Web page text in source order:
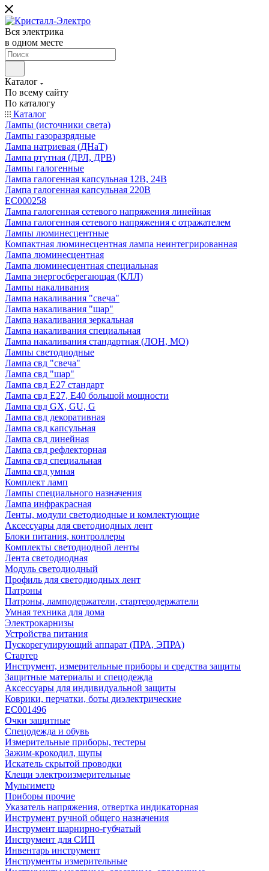
Вся электрика
в одном месте
Каталог
По всему сайту
По каталогу
Каталог
Лампы (источники света)
Лампы газоразрядные
Лампа натриевая (ДНаТ)
Лампа ртутная (ДРЛ, ДРВ)
Лампы галогенные
Лампа галогенная капсульная 12В, 24В
Лампа галогенная капсульная 220В
EC000258
Лампа галогенная сетевого напряжения линейная
Лампа галогенная сетевого напряжения с отражателем
Лампы люминесцентные
Компактная люминесцентная лампа неинтегрированная
Лампа люминесцентная
Лампа люминесцентная специальная
Лампа энергосберегающая (КЛЛ)
Лампы накаливания
Лампа накаливания "свеча"
Лампа накаливания "шар"
Лампа накаливания зеркальная
Лампа накаливания специальная
Лампа накаливания стандартная (ЛОН, МО)
Лампы светодиодные
Лампа свд "свеча"
Лампа свд "шар"
Лампа свд E27 стандарт
Лампа свд E27, Е40 большой мощности
Лампа свд GX, GU, G
Лампа свд декоративная
Лампа свд капсульная
Лампа свд линейная
Лампа свд рефлекторная
Лампа свд специальная
Лампа свд умная
Комплект ламп
Лампы специального назначения
Лампа инфракрасная
Ленты, модули светодиодные и комлектующие
Аксессуары для светодиодных лент
Блоки питания, контроллеры
Комплекты светодиодной ленты
Лента светодиодная
Модуль светодиодный
Профиль для светодиодных лент
Патроны
Патроны, ламподержатели, стартеродержатели
Умная техника для дома
Электрокарнизы
Устройства питания
Пускорегулирующий аппарат (ПРА, ЭПРА)
Стартер
Инструмент, измерительные приборы и средства защиты
Защитные материалы и спецодежда
Аксессуары для индивидуальной защиты
Коврики, перчатки, боты диэлектрические
EC001496
Очки защитные
Спецодежда и обувь
Измерительные приборы, тестеры
Зажим-крокодил, щупы
Искатель скрытой проводки
Клещи электроизмерительные
Мультиметр
Приборы прочие
Указатель напряжения, отвертка индикаторная
Инструмент ручной общего назначения
Инструмент шарнирно-губчатый
Инструмент для СИП
Инвентарь инструмент
Инструменты измерительные